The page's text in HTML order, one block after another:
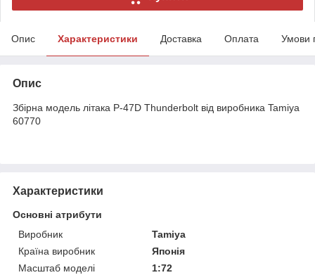
Опис Характеристики Доставка Оплата Умови
Опис
Збірна модель літака P-47D Thunderbolt від виробника Tamiya
60770
Характеристики
Основні атрибути
Виробник
Tamiya
Країна виробник
Японія
Масштаб моделі
1:72